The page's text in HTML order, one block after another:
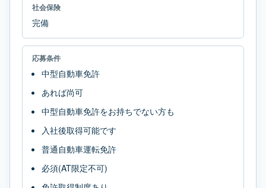
社会保険
完備
応募条件
中型自動車免許
あれば尚可
中型自動車免許をお持ちでない方も
入社後取得可能です
普通自動車運転免許
必須(AT限定不可)